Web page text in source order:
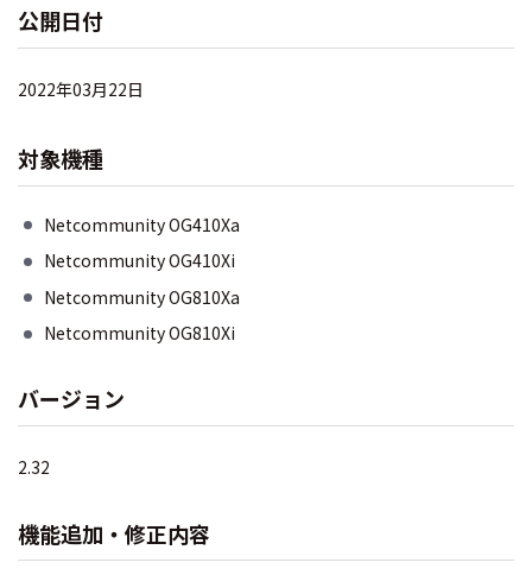
公開日付
2022年03月22日
対象機種
Netcommunity OG410Xa
Netcommunity OG410Xi
Netcommunity OG810Xa
Netcommunity OG810Xi
バージョン
2.32
機能追加・修正内容